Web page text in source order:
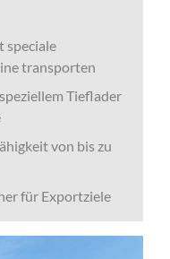
speciale
transporten
Tieflader
von bis zu
für Exportziele